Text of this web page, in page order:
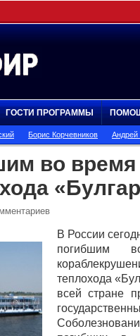
ГОСТИ ПРОГРАММЫ
Борис Корчевников
во время
В России
погибшим
теплохода
всей стране